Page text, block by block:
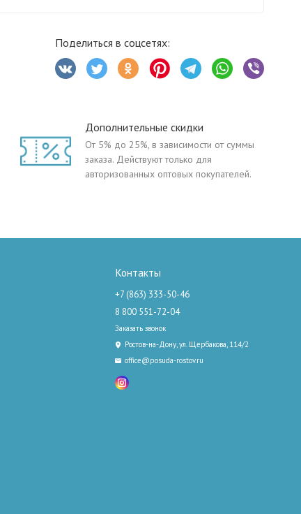
Поделиться в соцсетях:
Дополнительные скидки
От 5% до 25%, в зависимости от суммы
заказа. Действуют только для
авторизованных оптовых покупателей.
Контакты
+7 (863) 333-50-46
8 800 551-72-04
Заказать звонок
Ростов-на-Дону, ул. Щербакова, 114/2
office@posuda-rostov.ru